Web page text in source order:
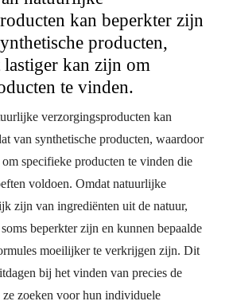
kan beperkter zijn
producten,
kan zijn om
te vinden.
verzorgingsproducten kan
van synthetische producten, waardoor
specifieke producten te vinden die
voldoen. Omdat natuurlijke
zijn van ingrediënten uit de natuur,
beperkter zijn en kunnen bepaalde
moeilijker te verkrijgen zijn. Dit
bij het vinden van precies de
zoeken voor hun individuele